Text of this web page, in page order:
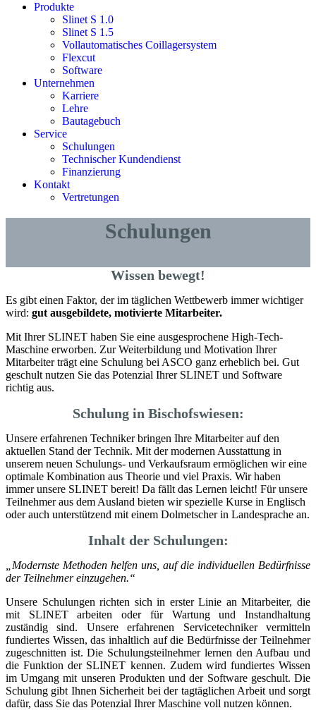
Produkte
Slinet S 1.0
Slinet S 1.5
Vollautomatisches Coillagersystem
Flexcut
Software
Unternehmen
Karriere
Lehre
Bautagebuch
Service
Schulungen
Technischer Kundendienst
Finanzierung
Kontakt
Vertretungen
Schulungen
Wissen bewegt!
Es gibt einen Faktor, der im täglichen Wettbewerb immer wichtiger
wird: gut ausgebildete, motivierte Mitarbeiter.
Mit Ihrer SLINET haben Sie eine ausgesprochene High-Tech-
Maschine erworben. Zur Weiterbildung und Motivation Ihrer
Mitarbeiter trägt eine Schulung bei ASCO ganz erheblich bei. Gut
geschult nutzen Sie das Potenzial Ihrer SLINET und Software
richtig aus.
Schulung in Bischofswiesen:
Unsere erfahrenen Techniker bringen Ihre Mitarbeiter auf den
aktuellen Stand der Technik. Mit der modernen Ausstattung in
unserem neuen Schulungs- und Verkaufsraum ermöglichen wir eine
optimale Kombination aus Theorie und viel Praxis. Wir haben
immer unsere SLINET bereit! Da fällt das Lernen leicht! Für unsere
Teilnehmer aus dem Ausland bieten wir spezielle Kurse in Englisch
oder auch unterstützend mit einem Dolmetscher in Landesprache an.
Inhalt der Schulungen:
„Modernste Methoden helfen uns, auf die individuellen Bedürfnisse
der Teilnehmer einzugehen.“
Unsere Schulungen richten sich in erster Linie an Mitarbeiter, die
mit SLINET arbeiten oder für Wartung und Instandhaltung
zuständig sind. Unsere erfahrenen Servicetechniker vermitteln
fundiertes Wissen, das inhaltlich auf die Bedürfnisse der Teilnehmer
zugeschnitten ist. Die Schulungsteilnehmer lernen den Aufbau und
die Funktion der SLINET kennen. Zudem wird fundiertes Wissen
im Umgang mit unseren Produkten und der Software geschult. Die
Schulung gibt Ihnen Sicherheit bei der tagtäglichen Arbeit und sorgt
dafür, dass Sie das Potenzial Ihrer Maschine voll nutzen können.